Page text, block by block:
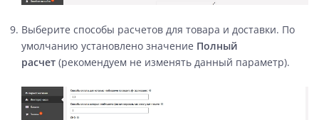
Выберите способы расчетов для товара и доставки. По
умолчанию установлено значение Полный
расчет (рекомендуем не изменять данный параметр).